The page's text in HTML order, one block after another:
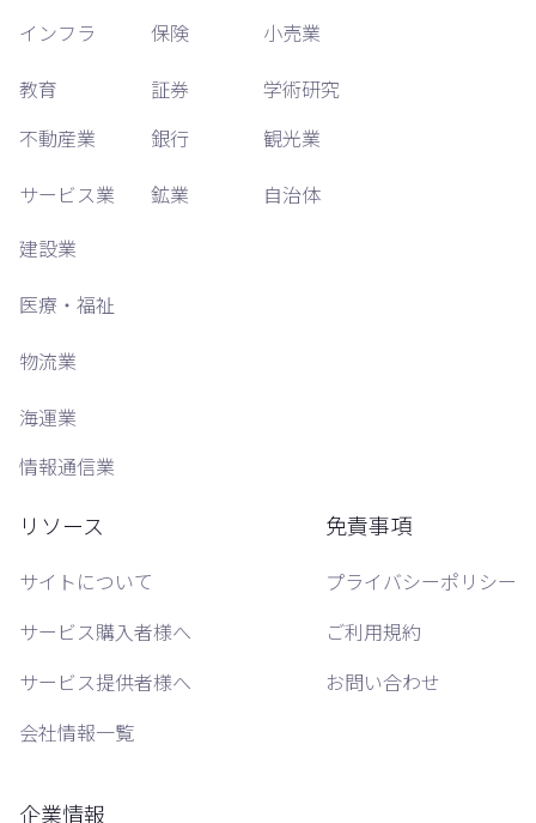
インフラ
教育
不動産業
サービス業
保険
証券
銀行
鉱業
小売業
学術研究
観光業
自治体
建設業
医療・福祉
物流業
海運業
情報通信業
リソース
サイトについて
サービス購入者様へ
サービス提供者様へ
会社情報一覧
免責事項
プライバシーポリシー
ご利用規約
お問い合わせ
企業情報